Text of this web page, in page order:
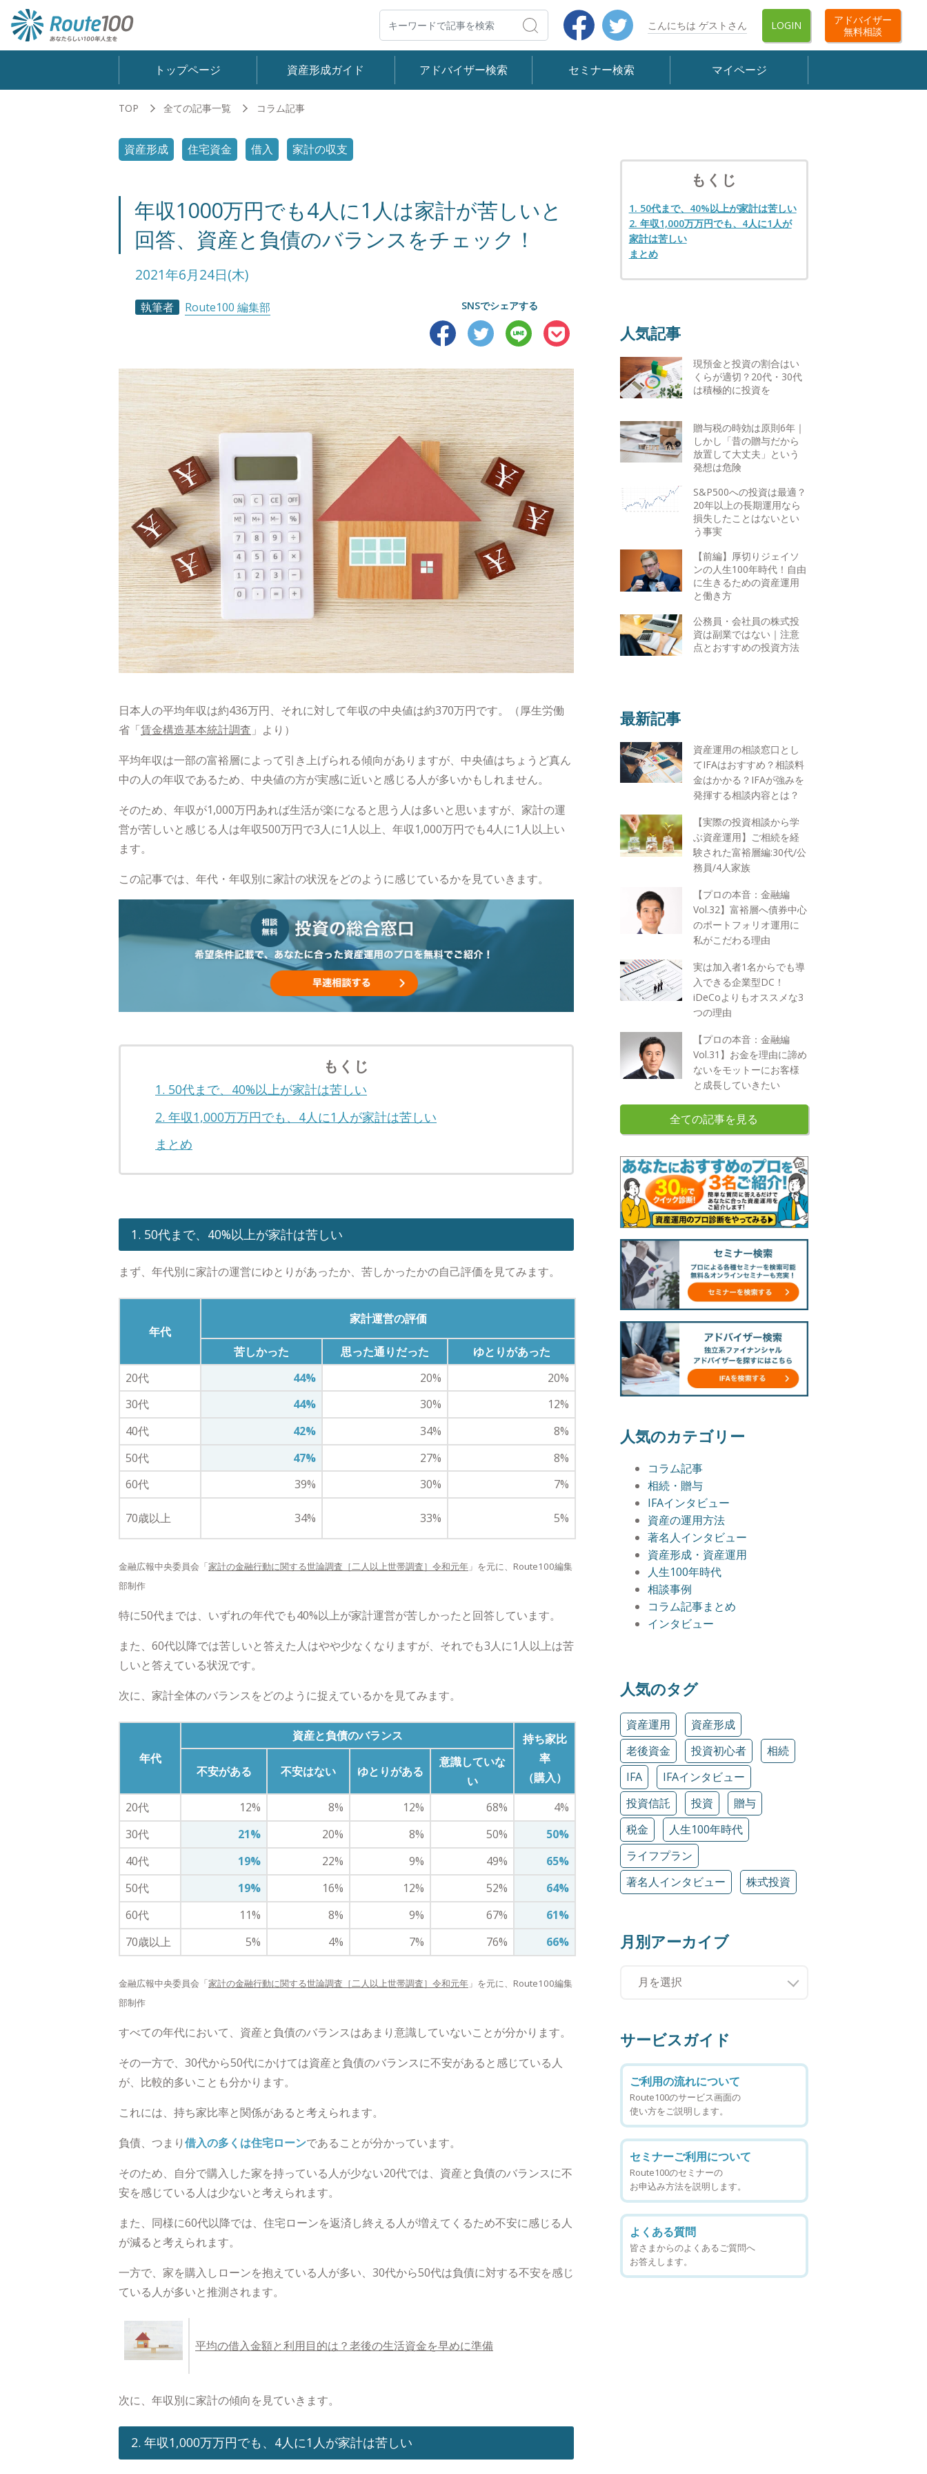
検索 Facebook
こんにちは ゲストさん LOGIN
アドバイザー
無料相談
トップページ 資産形成ガイド アドバイザー検索 セミナー検索 マイページ
TOP 全ての記事一覧 コラム記事
資産形成 住宅資金 借入 家計の収支
年収1000万円でも4人に1人は家計が苦しいと
回答、資産と負債のバランスをチェック！
2021年6月24日(木)
執筆者 Route100 編集部 SNSでシェアする
日本人の平均年収は約436万円、それに対して年収の中央値は約370万円です。（厚生労働
省「賃金構造基本統計調査 」より）
平均年収は一部の富裕層によって引き上げられる傾向がありますが、中央値はちょうど真ん
中の人の年収であるため、中央値の方が実感に近いと感じる人が多いかもしれません。
そのため、年収が1,000万円あれば生活が楽になると思う人は多いと思いますが、家計の運
営が苦しいと感じる人は年収500万円で3人に1人以上、年収1,000万円でも4人に1人以上い
ます。
この記事では、年代・年収別に家計の状況をどのように感じているかを見ていきます。
もくじ
1. 50代まで、40%以上が家計は苦しい
2. 年収1,000万万円でも、4人に1人が家計は苦しい
まとめ
1. 50代まで、40%以上が家計は苦しい
まず、年代別に家計の運営にゆとりがあったか、苦しかったかの自己評価を見てみます。
年代
家計運営の評価
苦しかった 思った通りだった
ゆとりがあった
20代
44% 20%
20%
30代
44% 30%
12%
40代
42% 34%
8%
50代
47% 27%
8%
60代
39% 30% 7%
70歳以上 34% 33% 5%
金融広報中央委員会「家計の金融行動に関する世論調査［二人以上世帯調査］令和元年 」を元に、Route100編集
部制作
特に50代までは、いずれの年代でも40%以上が家計運営が苦しかったと回答しています。
また、60代以降では苦しいと答えた人はやや少なくなりますが、それでも3人に1人以上は苦
しいと答えている状況です。
次に、家計全体のバランスをどのように捉えているかを見てみます。
年代
資産と負債のバランス
持ち家比
率
（購入）
不安がある 不安はない ゆとりがある
意識していな
い
20代
12% 8% 12% 68%
4%
30代
21% 20% 8% 50%
50%
40代
19% 22% 9% 49%
65%
50代
19% 16% 12% 52%
64%
60代
11% 8% 9% 67%
61%
70歳以上
5% 4% 7% 76% 66%
金融広報中央委員会「家計の金融行動に関する世論調査［二人以上世帯調査］令和元年 」を元に、Route100編集
部制作
すべての年代において、資産と負債のバランスはあまり意識していないことが分かります。
その一方で、30代から50代にかけては資産と負債のバランスに不安があると感じている人
が、比較的多いことも分かります。
これには、持ち家比率と関係があると考えられます。
負債、つまり借入の多くは住宅ローンであることが分かっています。
そのため、自分で購入した家を持っている人が少ない20代では、資産と負債のバランスに不
安を感じている人は少ないと考えられます。
また、同様に60代以降では、住宅ローンを返済し終える人が増えてくるため不安に感じる人
が減ると考えられます。
一方で、家を購入しローンを抱えている人が多い、30代から50代は負債に対する不安を感じ
ている人が多いと推測されます。
平均の借入金額と利用目的は？老後の生活資金を早めに準備
次に、年収別に家計の傾向を見ていきます。
2. 年収1,000万万円でも、4人に1人が家計は苦しい
もくじ
1. 50代まで、40%以上が家計は苦しい
2. 年収1,000万万円でも、4人に1人が
家計は苦しい
まとめ
人気記事
現預金と投資の割合はい
くらが適切？20代・30代
は積極的に投資を
贈与税の時効は原則6年｜
しかし「昔の贈与だから
放置して大丈夫」という
発想は危険
S&P500への投資は最適？
20年以上の長期運用なら
損失したことはないとい
う事実
【前編】厚切りジェイソ
ンの人生100年時代！自由
に生きるための資産運用
と働き方
公務員・会社員の株式投
資は副業ではない｜注意
点とおすすめの投資方法
最新記事
資産運用の相談窓口とし
てIFAはおすすめ？相談料
金はかかる？IFAが強みを
発揮する相談内容とは？
【実際の投資相談から学
ぶ資産運用】ご相続を経
験された富裕層編:30代/公
務員/4人家族
【プロの本音：金融編
Vol.32】富裕層へ債券中心
のポートフォリオ運用に
私がこだわる理由
実は加入者1名からでも導
入できる企業型DC！
iDeCoよりもオススメな3
つの理由
【プロの本音：金融編
Vol.31】お金を理由に諦め
ないをモットーにお客様
と成長していきたい
全ての記事を見る
人気のカテゴリー
コラム記事
相続・贈与
IFAインタビュー
資産の運用方法
著名人インタビュー
資産形成・資産運用
人生100年時代
相談事例
コラム記事まとめ
インタビュー
人気のタグ
資産運用
資産形成
老後資金
投資初心者
相続
IFA
IFAインタビュー
投資信託
投資
贈与
税金
人生100年時代
ライフプラン
著名人インタビュー
株式投資
月別アーカイブ
サービスガイド
ご利用の流れについて
Route100のサービス画面の
使い方をご説明します。
セミナーご利用について
Route100のセミナーの
お申込み方法を説明します。
よくある質問
皆さまからのよくあるご質問へ
お答えします。